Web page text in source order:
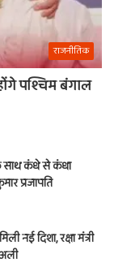
राजनीतिक
पश्चिम बंगाल
साथ कंधे से कंधा
प्रजापति
नई दिशा, रक्षा मंत्री